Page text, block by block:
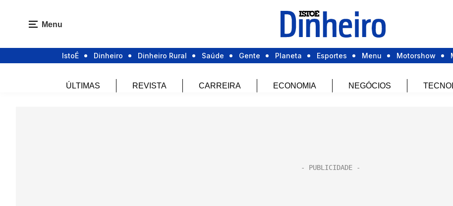
Menu
IstoÉ Dinheiro Dinheiro Rural Saúde Gente Planeta Esportes Menu Motorshow
ÚLTIMAS REVISTA CARREIRA ECONOMIA NEGÓCIOS